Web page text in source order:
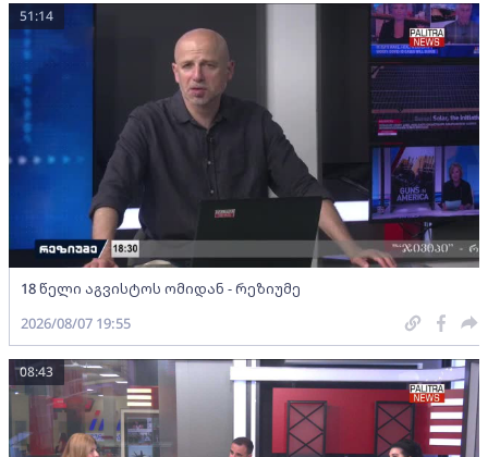
18 წელი აგვისტოს ომიდან - რეზიუმე
51:14
2026/08/07 19:55
08:43